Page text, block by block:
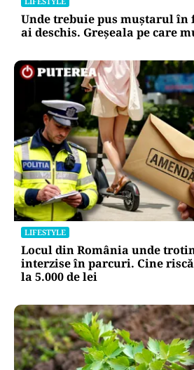
Unde trebuie pus muștarul în
ai deschis. Greșeala pe care
LIFESTYLE
Locul din România unde
interzise în parcuri. Cine
la 5.000 de lei